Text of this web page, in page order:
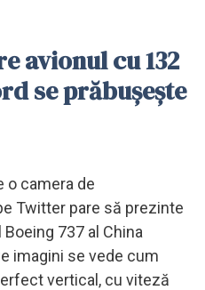
avionul cu 132
se prăbușește
o camera de
Twitter pare să prezinte
737 al China
imagini se vede cum
vertical, cu viteză